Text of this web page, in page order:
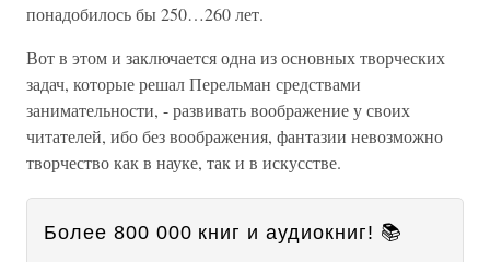
понадобилось бы 250…260 лет.
Вот в этом и заключается одна из основных творческих
задач, которые решал Перельман средствами
занимательности, - развивать воображение у своих
читателей, ибо без воображения, фантазии невозможно
творчество как в науке, так и в искусстве.
Более 800 000 книг и аудиокниг! 📚